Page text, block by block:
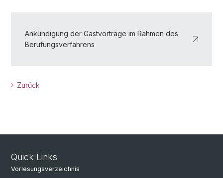
Ankündigung der Gastvorträge im Rahmen des
Berufungsverfahrens
Zurück
Quick Links
Vorlesungsverzeichnis